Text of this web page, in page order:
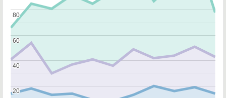
20
20
40
40
60
60
80
80